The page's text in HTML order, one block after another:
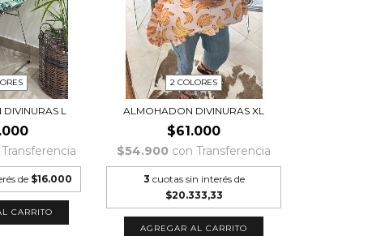
L
Transferencia
de $16.000
CARRITO
2 COLORES
ALMOHADON DIVINURAS XL
$61.000
$54.900 con Transferencia
3 cuotas sin interés de
$20.333,33
AGREGAR AL CARRITO